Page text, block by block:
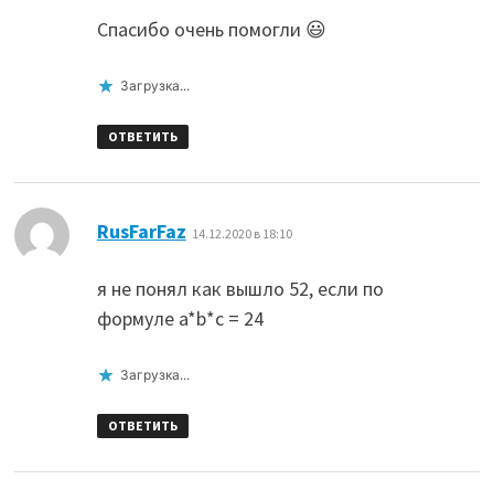
Спасибо очень помогли 😃
Загрузка...
ОТВЕТИТЬ
RusFarFaz 14.12.2020 в 18:10
я не понял как вышло 52, если по
формуле a*b*c = 24
Загрузка...
ОТВЕТИТЬ